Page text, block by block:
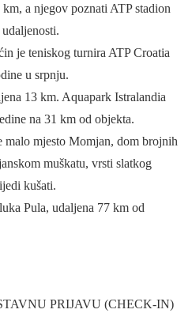
a njegov poznati ATP stadion
je teniskog turnira ATP Croatia
u srpnju.
13 km. Aquapark Istralandia
na 31 km od objekta.
malo mjesto Momjan, dom brojnih
muškatu, vrsti slatkog
kušati.
Pula, udaljena 77 km od
PRIJAVU (CHECK-IN)